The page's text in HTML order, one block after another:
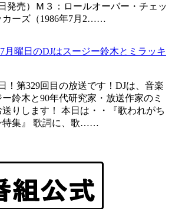
日発売）Ｍ３：ロールオーバー・チェッ
カーズ（1986年7月2……
月曜日のDJはスージー鈴木とミラッキ
！第329回目の放送です！DJは、音楽
鈴木と90年代研究家・放送作家のミ
りします！ 本日は・・『歌われがち
特集』 歌詞に、歌……